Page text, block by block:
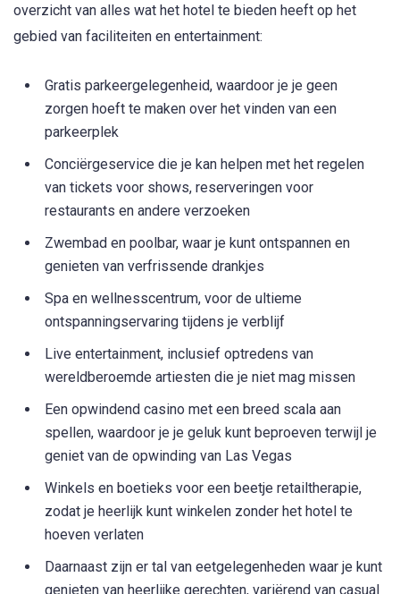
overzicht van alles wat het hotel te bieden heeft op het
gebied van faciliteiten en entertainment:
Gratis parkeergelegenheid, waardoor je je geen
zorgen hoeft te maken over het vinden van een
parkeerplek
Conciërgeservice die je kan helpen met het regelen
van tickets voor shows, reserveringen voor
restaurants en andere verzoeken
Zwembad en poolbar, waar je kunt ontspannen en
genieten van verfrissende drankjes
Spa en wellnesscentrum, voor de ultieme
ontspanningservaring tijdens je verblijf
Live entertainment, inclusief optredens van
wereldberoemde artiesten die je niet mag missen
Een opwindend casino met een breed scala aan
spellen, waardoor je je geluk kunt beproeven terwijl je
geniet van de opwinding van Las Vegas
Winkels en boetieks voor een beetje retailtherapie,
zodat je heerlijk kunt winkelen zonder het hotel te
hoeven verlaten
Daarnaast zijn er tal van eetgelegenheden waar je kunt
genieten van heerlijke gerechten, variërend van casual